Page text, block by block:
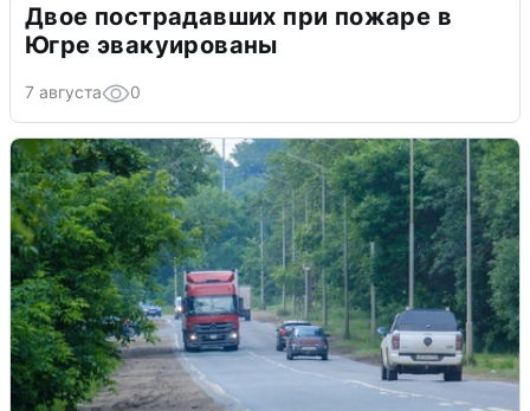
Двое пострадавших при пожаре в
Югре эвакуированы
7 августа 0